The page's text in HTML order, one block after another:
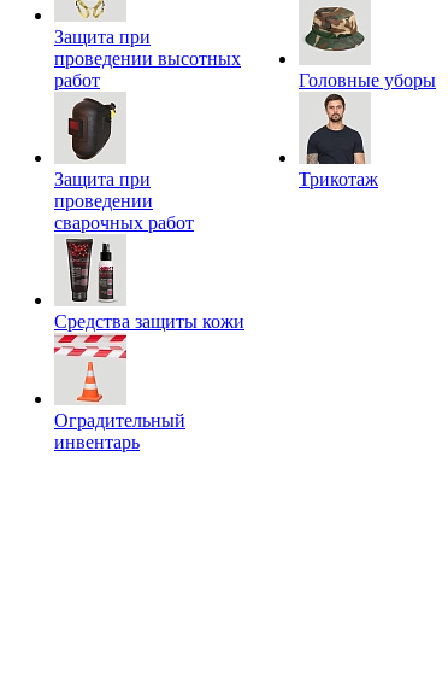
Защита при
проведении высотных
работ
Защита при
проведении
сварочных работ
Средства защиты кожи
Оградительный
инвентарь
Головные уборы
Трикотаж